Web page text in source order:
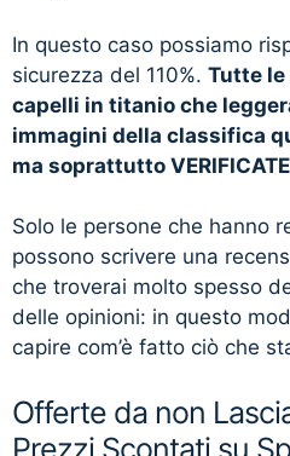
In questo caso possiamo
sicurezza del 110%. Tutte le
capelli in titanio che
immagini della classifica
ma soprattutto
Solo le persone che hanno
possono scrivere una
che troverai molto spesso
delle opinioni: in questo
capire com’è fatto ciò che
Offerte da non
Prezzi Scontati su